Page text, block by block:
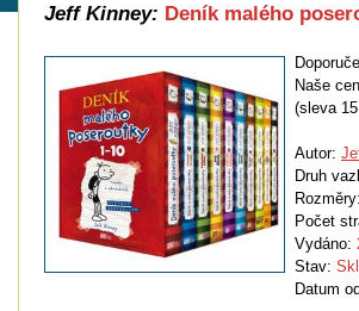
Jeff Kinney: Deník malého
Naše
(sleva
Autor:
Druh
Rozměry:
Počet
Vydáno:
Stav:
Datum